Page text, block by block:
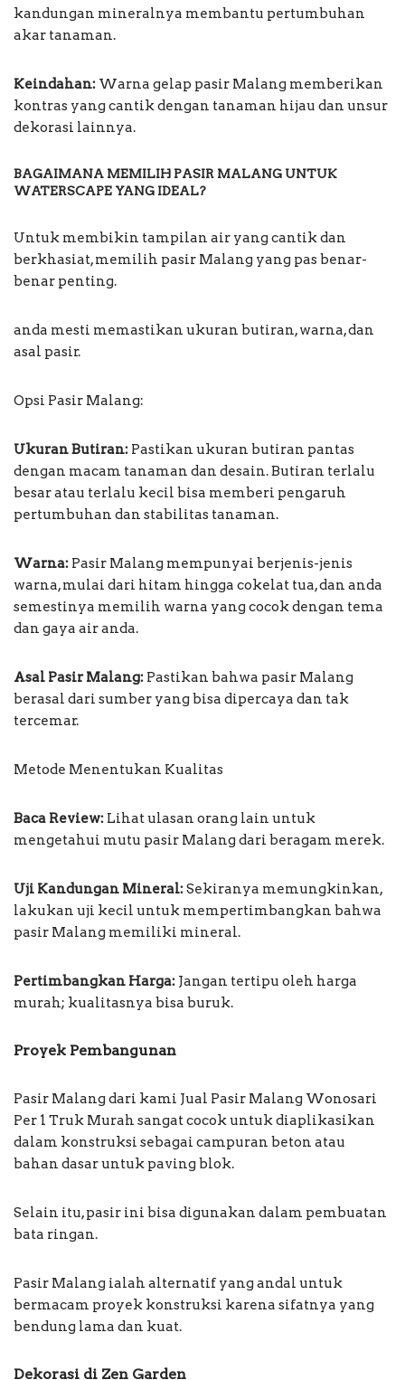
kandungan mineralnya membantu pertumbuhan
akar tanaman.
Keindahan: Warna gelap pasir Malang memberikan
kontras yang cantik dengan tanaman hijau dan unsur
dekorasi lainnya.
BAGAIMANA MEMILIH PASIR MALANG UNTUK
WATERSCAPE YANG IDEAL?
Untuk membikin tampilan air yang cantik dan
berkhasiat, memilih pasir Malang yang pas benar-
benar penting.
anda mesti memastikan ukuran butiran, warna, dan
asal pasir.
Opsi Pasir Malang:
Ukuran Butiran: Pastikan ukuran butiran pantas
dengan macam tanaman dan desain. Butiran terlalu
besar atau terlalu kecil bisa memberi pengaruh
pertumbuhan dan stabilitas tanaman.
Warna: Pasir Malang mempunyai berjenis-jenis
warna, mulai dari hitam hingga cokelat tua, dan anda
semestinya memilih warna yang cocok dengan tema
dan gaya air anda.
Asal Pasir Malang: Pastikan bahwa pasir Malang
berasal dari sumber yang bisa dipercaya dan tak
tercemar.
Metode Menentukan Kualitas
Baca Review: Lihat ulasan orang lain untuk
mengetahui mutu pasir Malang dari beragam merek.
Uji Kandungan Mineral:Sekiranya memungkinkan,
lakukan uji kecil untuk mempertimbangkan bahwa
pasir Malang memiliki mineral.
Pertimbangkan Harga: Jangan tertipu oleh harga
murah; kualitasnya bisa buruk.
Proyek Pembangunan
Pasir Malang dari kami Jual Pasir Malang Wonosari
Per 1 Truk Murah sangat cocok untuk diaplikasikan
dalam konstruksi sebagai campuran beton atau
bahan dasar untuk paving blok.
Selain itu, pasir ini bisa digunakan dalam pembuatan
bata ringan.
Pasir Malang ialah alternatif yang andal untuk
bermacam proyek konstruksi karena sifatnya yang
bendung lama dan kuat.
Dekorasi di Zen Garden